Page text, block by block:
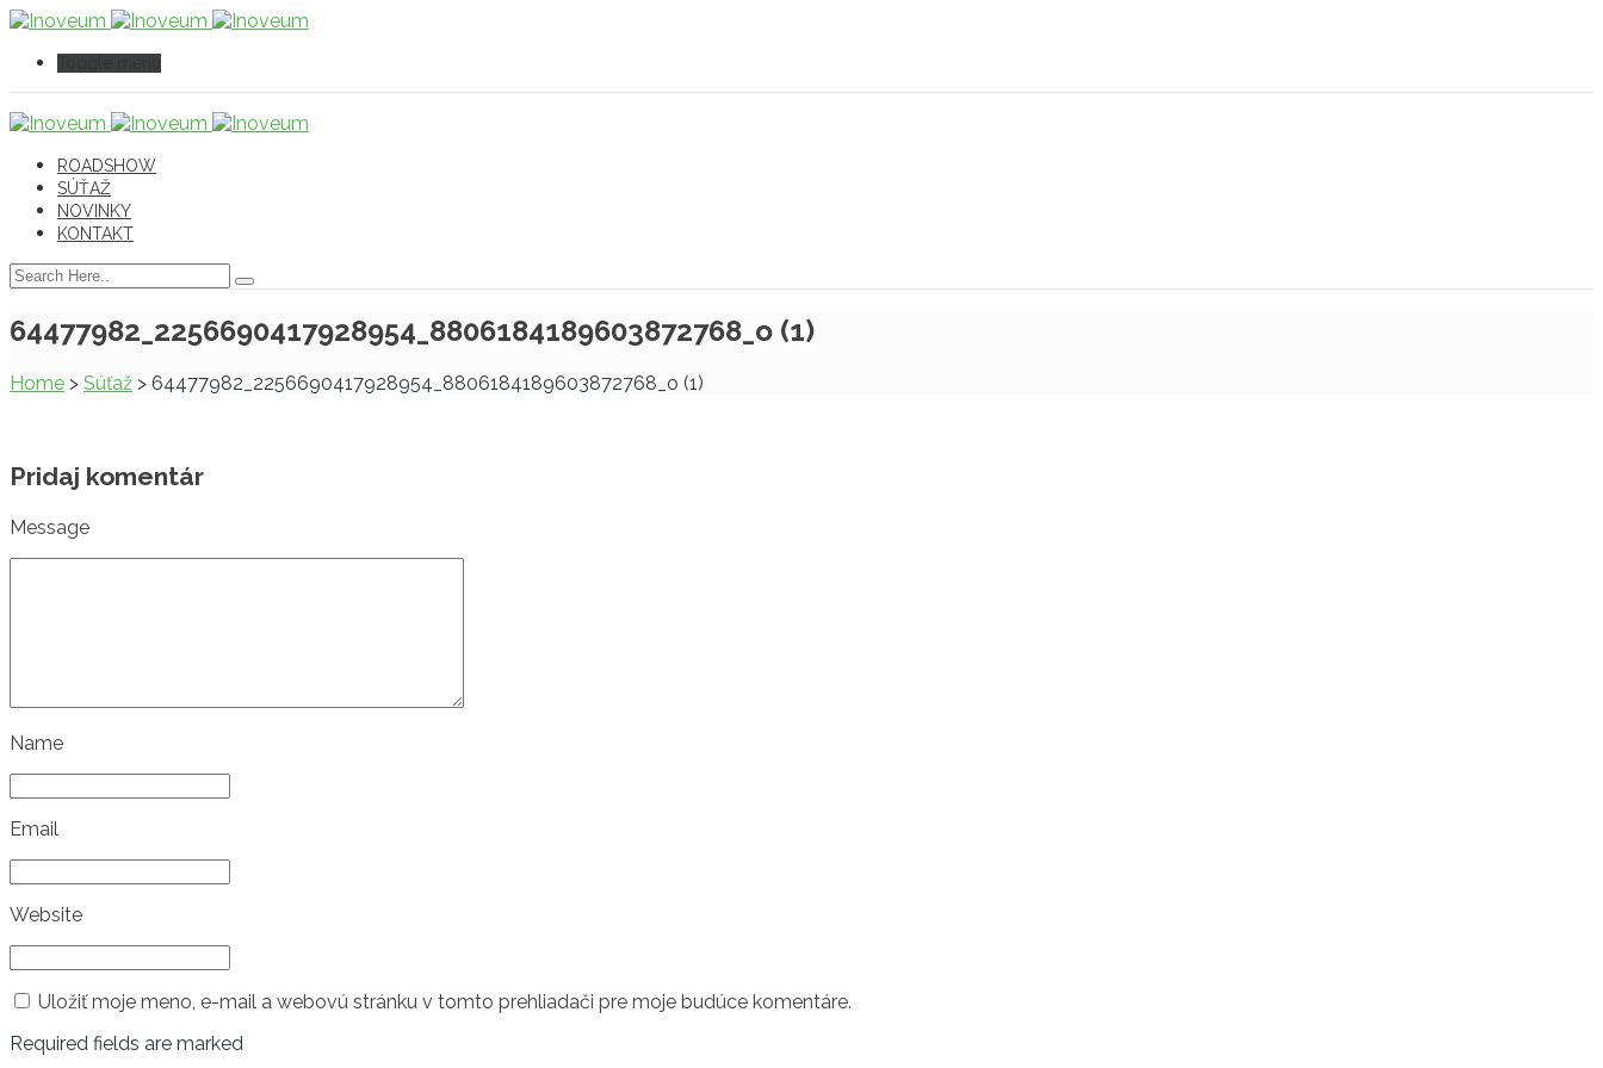
ROADSHOW
SÚŤAŽ
NOVINKY
KONTAKT
64477982_2256690417928954_8806184189603872768_o (1)
Home > Súťaž > 64477982_2256690417928954_8806184189603872768_o (1)
Pridaj komentár
Message
Name
Email
Website
Uložiť moje meno, e-mail a webovú stránku v tomto prehliadači pre moje budúce komentáre.
Required fields are marked